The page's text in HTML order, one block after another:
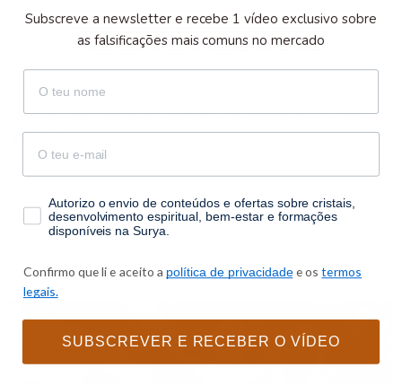
As pedras e cristais são artigos naturais e variam no
um a um para ti de forma intuitiva.
Tens dúvidas?Entra em contactoe responderemos assim que
possível.
Subscreve a newsletter e recebe 1 vídeo exclusivo sobre
as falsificações mais comuns no mercado
nome
email
consentimento
Autorizo o envio de conteúdos e ofertas sobre cristais,
desenvolvimento espiritual, bem-estar e formações
disponíveis na Surya.
Confirmo que li e aceito a política de privacidade e ostermos
legais.
SUBSCREVER E RECEBER O VÍDEO